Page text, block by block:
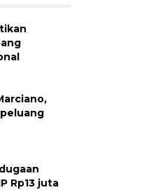
Rp13 juta